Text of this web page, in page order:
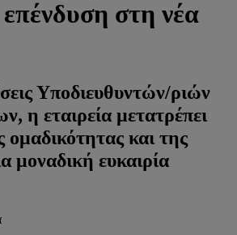
στη νέα
Υποδιευθυντών/ριών
η εταιρεία μετατρέπει
ομαδικότητας και της
μοναδική ευκαιρία